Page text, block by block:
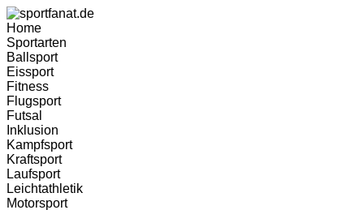
Zum
Inhalt
wechseln
Home
Sportarten
Ballsport
Eissport
Fitness
Flugsport
Futsal
Inklusion
Kampfsport
Kraftsport
Laufsport
Leichtathletik
Motorsport